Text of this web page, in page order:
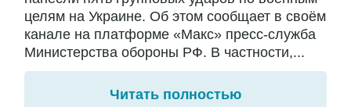
целям на Украине. Об этом сообщает в своём
канале на платформе «Макс» пресс-служба
Министерства обороны РФ. В частности,...
Читать полностью